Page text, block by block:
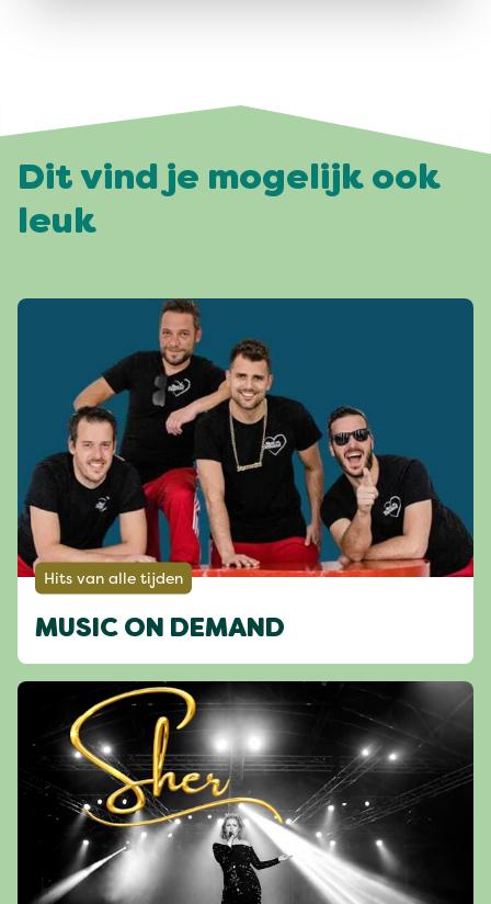
Dit vind je mogelijk ook
leuk
Hits van alle tijden
MUSIC ON DEMAND